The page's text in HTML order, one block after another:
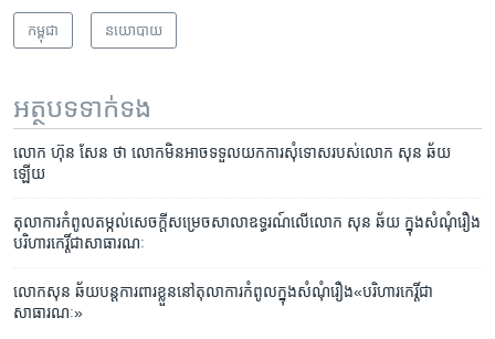
កម្ពុជា នយោបាយ
អត្ថបទ​ទាក់ទង
លោក ហ៊ុន សែន ថា លោក​មិន​អាច​ទទួល​យក​ការសុំទោស​របស់​លោក សុន ឆ័យ
ឡើយ
តុលាការ​កំពូល​តម្កល់​សេចក្តី​សម្រេច​សាលា​ឧទ្ធរណ៍​លើ​លោក សុន ឆ័យ ក្នុង​សំណុំ​រឿង​
បរិហារ​កេរ្តិ៍ជា​សាធារណៈ
លោក​សុន ឆ័យ​បន្ត​ការពារ​ខ្លួន​នៅ​តុលាការ​កំពូល​ក្នុង​សំណុំ​រឿង​«បរិហារ​កេរ្តិ៍​ជា​
សាធារណៈ»